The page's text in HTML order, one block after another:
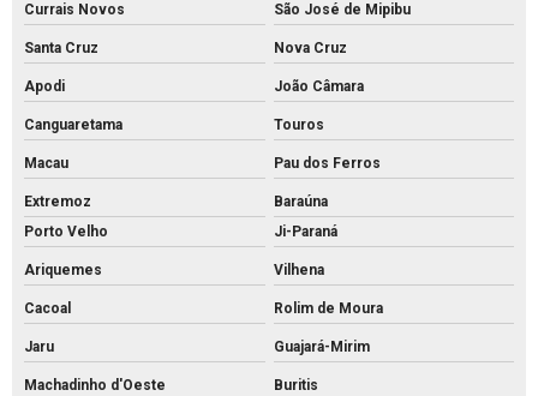
Currais Novos São José de Mipibu
Santa Cruz Nova Cruz
Apodi João Câmara
Canguaretama Touros
Macau Pau dos Ferros
Extremoz
Baraúna
Porto Velho
Ji-Paraná
Ariquemes Vilhena
Cacoal Rolim de Moura
Jaru Guajará-Mirim
Machadinho d'Oeste Buritis